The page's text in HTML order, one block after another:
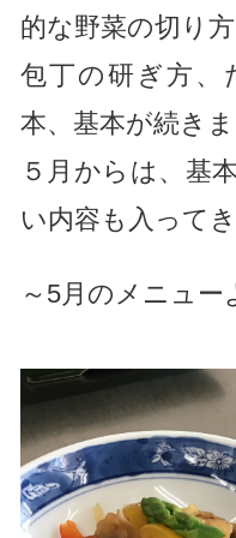
的な野菜の切り方
包丁の研ぎ方
本、基本が続きま
５月からは、基
い内容も入って
～5月のメニュー